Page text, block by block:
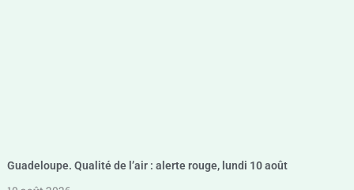
Guadeloupe. Qualité de l’air : alerte rouge, lundi 10 août